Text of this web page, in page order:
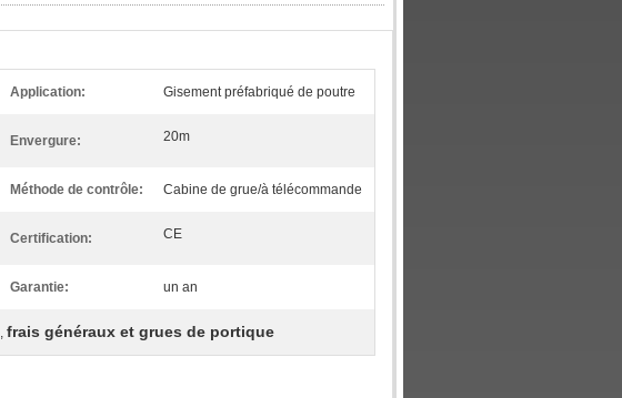
Application: Gisement préfabriqué de poutre
Envergure: 20m
Méthode de contrôle: Cabine de grue/à télécommande
Certification: CE
Garantie: un an
, frais généraux et grues de portique